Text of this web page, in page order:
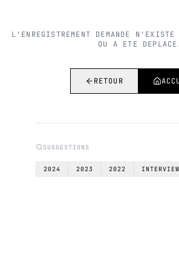
L'ENREGISTREMENT DEMANDE
OU A ETE
RETOUR
SUGGESTIONS
2024 2023 2022